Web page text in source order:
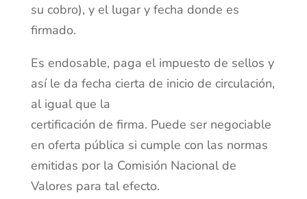
su cobro), y el lugar y fecha donde es
firmado.
Es endosable, paga el impuesto de sellos y
así le da fecha cierta de inicio de circulación,
al igual que la
certificación de firma. Puede ser negociable
en oferta pública si cumple con las normas
emitidas por la Comisión Nacional de
Valores para tal efecto.